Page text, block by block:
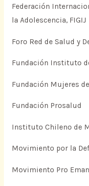
Federación
la Adolescencia, FIGIJ
Foro Red de Salud y
Fundación Instituto
Fundación Mujeres
Fundación Prosalud
Instituto Chileno de
Movimiento por la
Movimiento Pro